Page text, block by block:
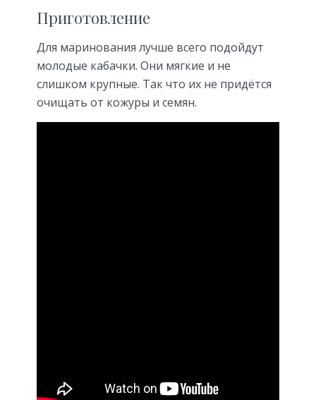
Приготовление
Для маринования лучше всего подойдут
молодые кабачки. Они мягкие и не
слишком крупные. Так что их не придётся
очищать от кожуры и семян.